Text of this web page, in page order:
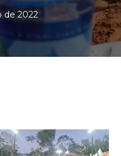
de 2022